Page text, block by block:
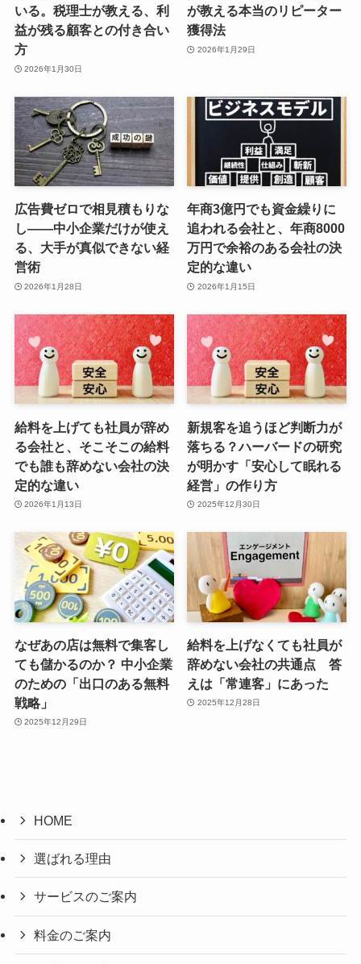
いる。税理士が教える、利
益が残る顧客との付き合い
方
2026年1月30日
が教える本当のリピーター
獲得法
2026年1月29日
広告費ゼロで相見積もりな
し——中小企業だけが使え
る、大手が真似できない経
営術
2026年1月28日
年商3億円でも資金繰りに
追われる会社と、年商8000
万円で余裕のある会社の決
定的な違い
2026年1月15日
給料を上げても社員が辞め
る会社と、そこそこの給料
でも誰も辞めない会社の決
定的な違い
2026年1月13日
新規客を追うほど判断力が
落ちる？ハーバードの研究
が明かす「安心して眠れる
経営」の作り方
2025年12月30日
なぜあの店は無料で集客し
ても儲かるのか？ 中小企業
のための「出口のある無料
戦略」
2025年12月29日
給料を上げなくても社員が
辞めない会社の共通点 答
えは「常連客」にあった
2025年12月28日
HOME
選ばれる理由
サービスのご案内
料金のご案内